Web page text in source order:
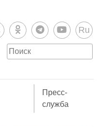
Ru
Пресс-
служба